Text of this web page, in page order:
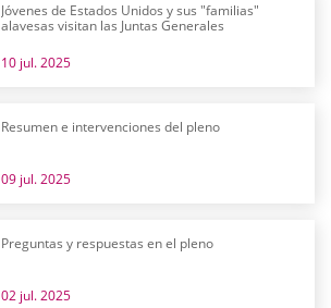
Jóvenes de Estados Unidos y sus "familias"
alavesas visitan las Juntas Generales
10 jul. 2025
Resumen e intervenciones del pleno
09 jul. 2025
Preguntas y respuestas en el pleno
02 jul. 2025